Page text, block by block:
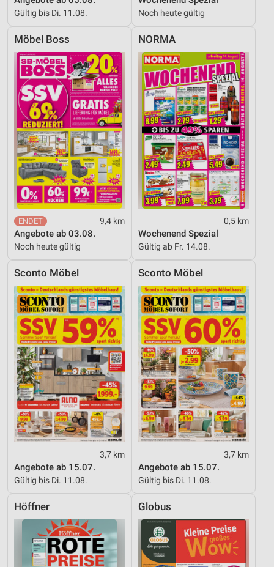
Gültig bis Di. 11.08. Noch heute gültig
Möbel Boss
9,4 km
Angebote ab 03.08.
Noch heute gültig
NORMA
0,5 km
Wochenend Spezial
Gültig ab Fr. 14.08.
Sconto Möbel
3,7 km
Angebote ab 15.07.
Gültig bis Di. 11.08.
Sconto Möbel
3,7 km
Angebote ab 15.07.
Gültig bis Di. 11.08.
Höffner Globus
Verwendung genauer Standortdaten
Geräte anhand von aktiv angeforderten
Informationen identifizieren
Nicht-IAB-Verarbeitungszwecke:
Notwendig
Performance
Funktional
Werbung